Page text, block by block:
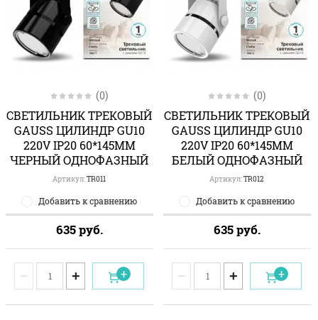
(0)
СВЕТИЛЬНИК ТРЕКОВЫЙ
GAUSS ЦИЛИНДР GU10
220V IP20 60*145ММ
ЧЕРНЫЙ ОДНОФАЗНЫЙ
Артикул:TR011
Добавить к сравнению
635руб.
− +
(0)
СВЕТИЛЬНИК ТРЕКОВЫЙ
GAUSS ЦИЛИНДР GU10
220V IP20 60*145ММ
БЕЛЫЙ ОДНОФАЗНЫЙ
Артикул:TR012
Добавить к сравнению
635руб.
− +